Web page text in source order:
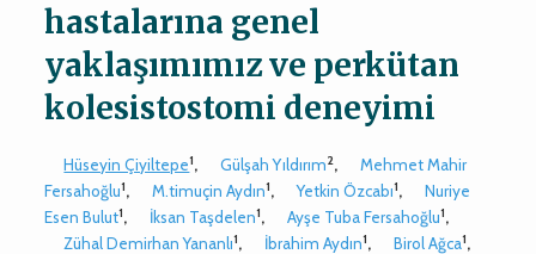
hastalarına genel
yaklaşımımız ve perkütan
kolesistostomi deneyimi
Hüseyin Çiyiltepe1, Gülşah Yıldırım2,
Mehmet Mahir
Fersahoğlu1, M.timuçin Aydın1, Yetkin Özcabı1,
Nuriye
Esen Bulut1, İksan Taşdelen1, Ayşe Tuba Fersahoğlu1,
Zühal Demirhan Yananlı1, İbrahim Aydın1, Birol Ağca1,